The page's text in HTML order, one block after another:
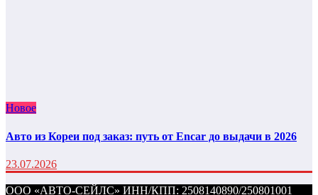
Новое
Авто из Кореи под заказ: путь от Encar до выдачи в 2026
23.07.2026
ООО «АВТО-СЕЙЛС» ИНН/КПП: 2508140890/250801001